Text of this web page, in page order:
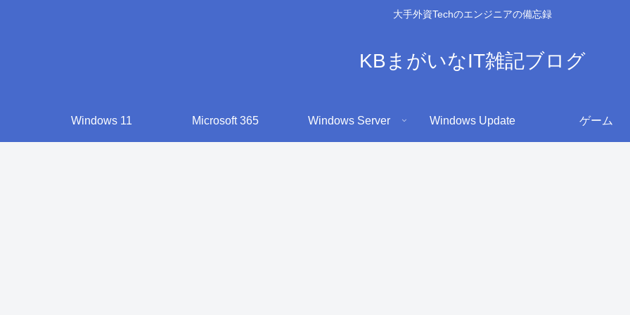
大手外資Techのエンジニアの備忘録
KBまがいなIT雑記ブログ
Windows 11 Microsoft 365 Windows Server Windows Update ゲーム